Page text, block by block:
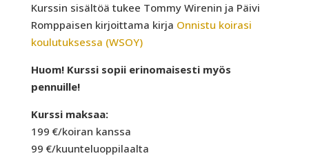
Kurssin sisältöä tukee Tommy Wirenin ja Päivi
Romppaisen kirjoittama kirja Onnistu koirasi
koulutuksessa (WSOY)
Huom! Kurssi sopii erinomaisesti myös
pennuille!
Kurssi maksaa:
199 €/koiran kanssa
99 €/kuunteluoppilaalta